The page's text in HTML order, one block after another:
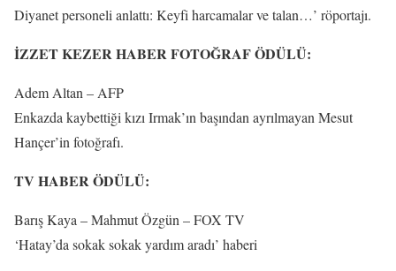
Diyanet personeli anlattı: Keyfi harcamalar ve talan…’ röportajı.
İZZET KEZER HABER FOTOĞRAF ÖDÜLÜ:
Adem Altan – AFP
Enkazda kaybettiği kızı Irmak’ın başından ayrılmayan Mesut
Hançer’in fotoğrafı.
TV HABER ÖDÜLÜ:
Barış Kaya – Mahmut Özgün – FOX TV
‘Hatay’da sokak sokak yardım aradı’ haberi